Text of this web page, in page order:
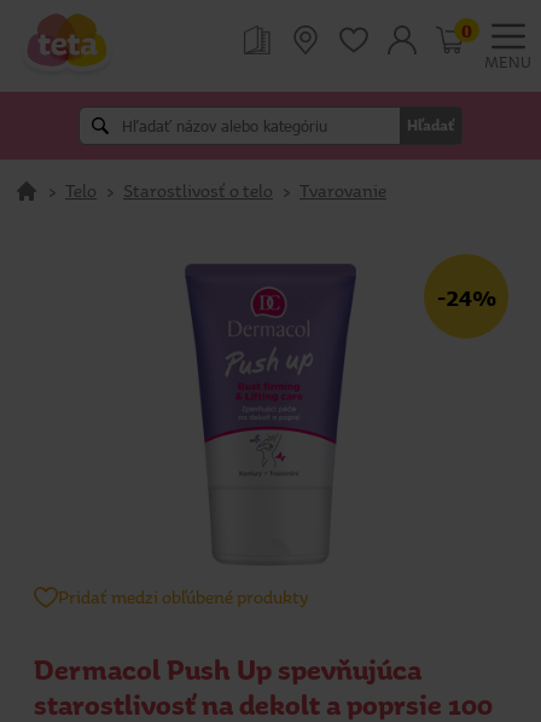
MENU
Hľadať
0
> Telo > Starostlivosť o telo > Tvarovanie
-24%
Pridať medzi obľúbené produkty
Dermacol Push Up spevňujúca
starostlivosť na dekolt a poprsie 100